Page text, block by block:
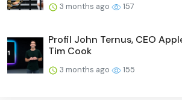
3 months ago 157
Profil John Ternus, CEO
Tim Cook
3 months ago 155